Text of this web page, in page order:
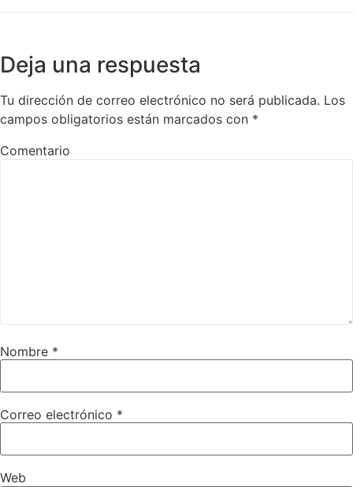
Deja una respuesta
Tu dirección de correo electrónico no será publicada. Los
campos obligatorios están marcados con *
Comentario
Nombre *
Correo electrónico *
Web